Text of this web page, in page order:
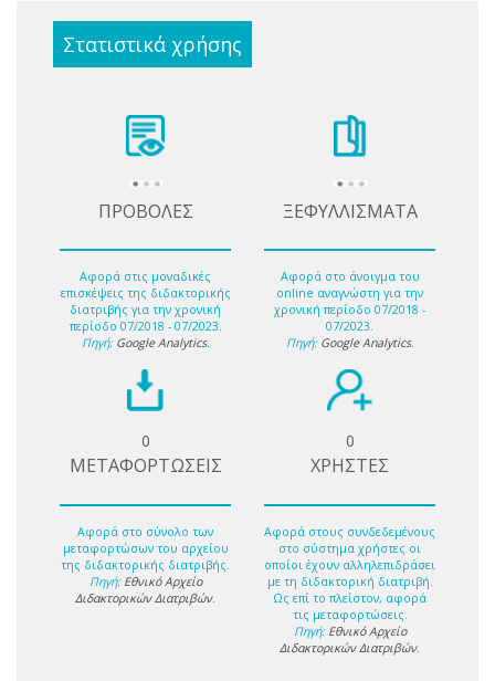
Στατιστικά χρήσης
ΠΡΟΒΟΛΕΣ
Αφορά στις μοναδικές
επισκέψεις της διδακτορικής
διατριβής για την χρονική
περίοδο 07/2018 - 07/2023.
Πηγή: Google Analytics.
ΞΕΦΥΛΛΙΣΜΑΤΑ
Αφορά στο άνοιγμα του
online αναγνώστη για την
χρονική περίοδο 07/2018 -
07/2023.
Πηγή: Google Analytics.
0
ΜΕΤΑΦΟΡΤΩΣΕΙΣ
Αφορά στο σύνολο των
μεταφορτώσων του αρχείου
της διδακτορικής διατριβής.
Πηγή: Εθνικό Αρχείο
Διδακτορικών Διατριβών.
0
ΧΡΗΣΤΕΣ
Αφορά στους συνδεδεμένους
στο σύστημα χρήστες οι
οποίοι έχουν αλληλεπιδράσει
με τη διδακτορική διατριβή.
Ως επί το πλείστον, αφορά
τις μεταφορτώσεις.
Πηγή: Εθνικό Αρχείο
Διδακτορικών Διατριβών.